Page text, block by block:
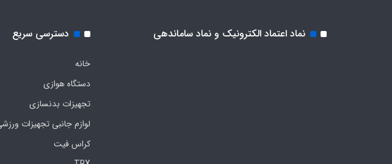
نماد اعتماد الکترونیک و نماد ساماندهی دسترسی سریع
خانه
دستگاه هوازی
تجهیزات بدنسازی
لوازم جانبی تجهیزات
کراس فیت